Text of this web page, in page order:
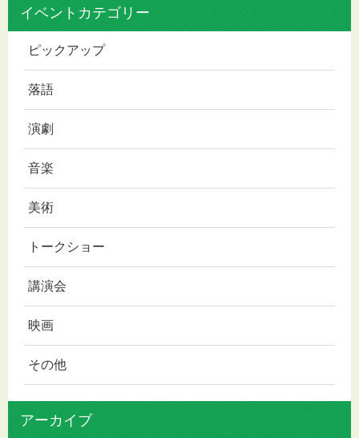
イベントカテゴリー
ピックアップ
落語
演劇
音楽
美術
トークショー
講演会
映画
その他
アーカイブ